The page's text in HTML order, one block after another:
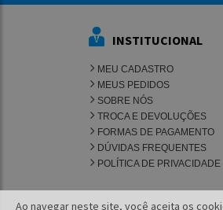
Ao navegar neste site, você aceita os
INSTITUCIONAL
MEU CADASTRO
MEUS PEDIDOS
SOBRE NÓS
TROCA E DEVOLUÇÕES
FORMAS DE PAGAMENTO
DÚVIDAS FREQUENTES
POLÍTICA DE PRIVACIDADE